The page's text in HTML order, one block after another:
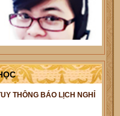
THÔNG BÁO LỊCH NGHỈ